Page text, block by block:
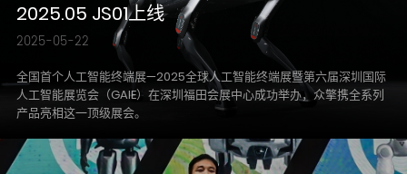
2025.05 JS01上线
2025-05-22
全国首个人工智能终端展—2025全球人工智能终端展暨第六届深圳国际
人工智能展览会（GAIE）在深圳福田会展中心成功举办，众擎携全系列
产品亮相这一顶级展会。